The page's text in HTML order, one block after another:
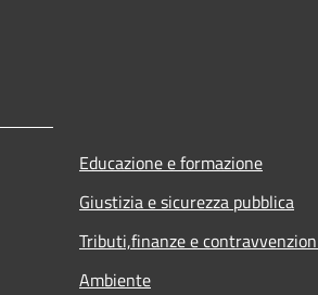
Educazione e formazione
Giustizia e sicurezza pubblica
Tributi,finanze e
Ambiente